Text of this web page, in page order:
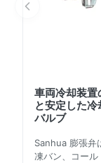
車両冷却装
と安定した
バルブ
Sanhua 膨張弁
凍バン、コール